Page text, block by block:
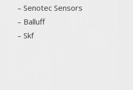
– Senotec Sensors
– Balluff
– Skf